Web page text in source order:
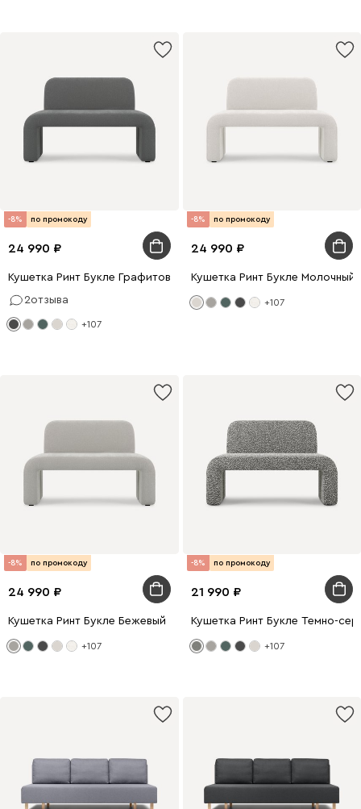
-8% по промокоду
24 990
Кушетка Ринт Букле Графитовый
2отзыва
+107
-8% по промокоду
24 990
Кушетка Ринт Букле Молочный
+107
-8% по промокоду
24 990
Кушетка Ринт Букле Бежевый
+107
-8% по промокоду
21 990
Кушетка Ринт Букле Темно-
+107